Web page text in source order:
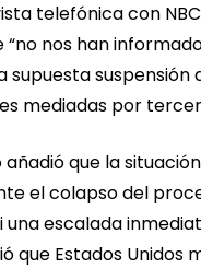
telefónica con
nos han
supuesta suspensión
mediadas por
que la
el colapso del
escalada
que Estados Unidos